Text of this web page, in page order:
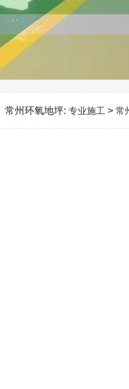
常州环氧地坪: 专业施工 > 常